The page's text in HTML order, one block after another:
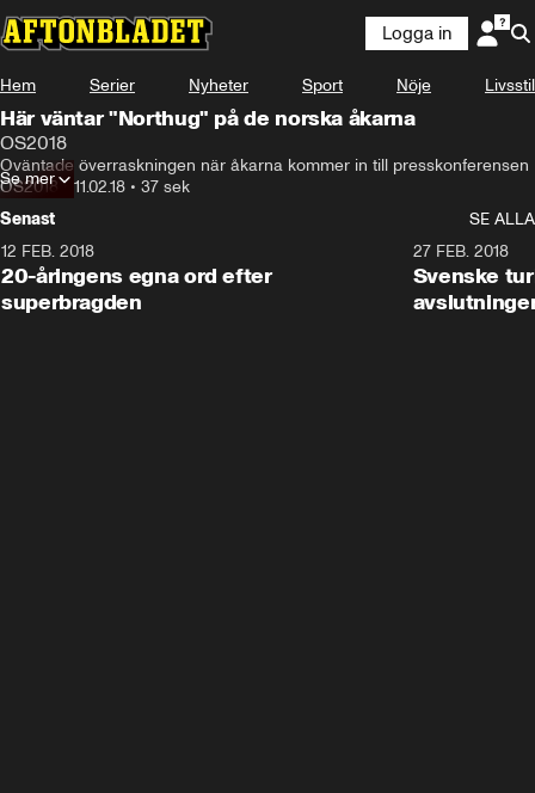
Logga in
Hem Serier Nyheter Sport Nöje Livsstil
Här väntar "Northug" på de norska åkarna
OS2018
Oväntade överraskningen när åkarna kommer in till presskonferensen
OS2018• 11.02.18 • 37 sek
Se mer
Senast
SE ALLA
12 FEB. 2018
20-åringens egna ord efter
superbragden
27 FEB. 2018
Svenske